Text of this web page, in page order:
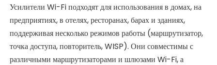
Усилители Wi-Fi подходят для использования в домах, на
предприятиях, в отелях, ресторанах, барах и зданиях,
поддерживая несколько режимов работы (маршрутизатор,
точка доступа, повторитель, WISP). Они совместимы с
различными маршрутизаторами и шлюзами Wi-Fi, а